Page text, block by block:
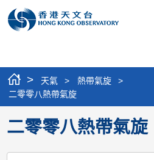
> 天氣 > 熱帶氣旋
>
二零零八熱帶氣旋
二零零八熱帶氣旋